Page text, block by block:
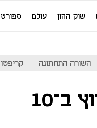
שוק ההון עולם ספורט
השורה התחתונה קריפטו
השווי של קבוצת דלק התכווץ ב־10